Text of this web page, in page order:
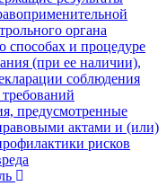
органа
способах и процедуре
(при ее наличии),
соблюдения
предусмотренные
актами и (или)
рисков